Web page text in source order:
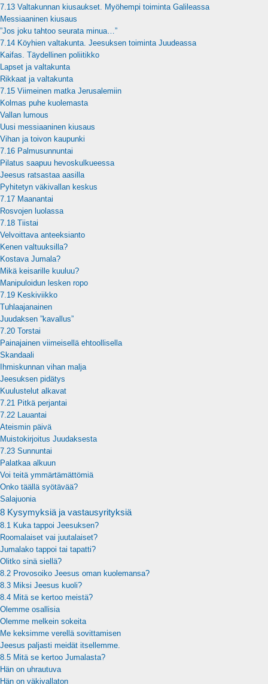
7.13 Valtakunnan kiusaukset. Myöhempi toiminta Galileassa
Messiaaninen kiusaus
”Jos joku tahtoo seurata minua…”
7.14 Köyhien valtakunta. Jeesuksen toiminta Juudeassa
Kaifas. Täydellinen poliitikko
Lapset ja valtakunta
Rikkaat ja valtakunta
7.15 Viimeinen matka Jerusalemiin
Kolmas puhe kuolemasta
Vallan lumous
Uusi messiaaninen kiusaus
Vihan ja toivon kaupunki
7.16 Palmusunnuntai
Pilatus saapuu hevoskulkueessa
Jeesus ratsastaa aasilla
Pyhitetyn väkivallan keskus
7.17 Maanantai
Rosvojen luolassa
7.18 Tiistai
Velvoittava anteeksianto
Kenen valtuuksilla?
Kostava Jumala?
Mikä keisarille kuuluu?
Manipuloidun lesken ropo
7.19 Keskiviikko
Tuhlaajanainen
Juudaksen ”kavallus”
7.20 Torstai
Painajainen viimeisellä ehtoollisella
Skandaali
Ihmiskunnan vihan malja
Jeesuksen pidätys
Kuulustelut alkavat
7.21 Pitkä perjantai
7.22 Lauantai
Ateismin päivä
Muistokirjoitus Juudaksesta
7.23 Sunnuntai
Palatkaa alkuun
Voi teitä ymmärtämättömiä
Onko täällä syötävää?
Salajuonia
8 Kysymyksiä ja vastausyrityksiä
8.1 Kuka tappoi Jeesuksen?
Roomalaiset vai juutalaiset?
Jumalako tappoi tai tapatti?
Olitko sinä siellä?
8.2 Provosoiko Jeesus oman kuolemansa?
8.3 Miksi Jeesus kuoli?
8.4 Mitä se kertoo meistä?
Olemme osallisia
Olemme melkein sokeita
Me keksimme verellä sovittamisen
Jeesus paljasti meidät itsellemme.
8.5 Mitä se kertoo Jumalasta?
Hän on uhrautuva
Hän on väkivallaton